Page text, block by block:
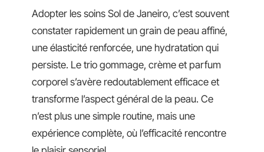
Adopter les soins Sol de Janeiro, c’est souvent
constater rapidement un grain de peau affiné,
une élasticité renforcée, une hydratation qui
persiste. Le trio gommage, crème et parfum
corporel s’avère redoutablement efficace et
transforme l’aspect général de la peau. Ce
n’est plus une simple routine, mais une
expérience complète, où l’efficacité rencontre